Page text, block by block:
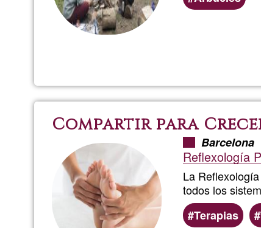
Compartir para
Barcelona
Reflexología
La
todos los
Terapias